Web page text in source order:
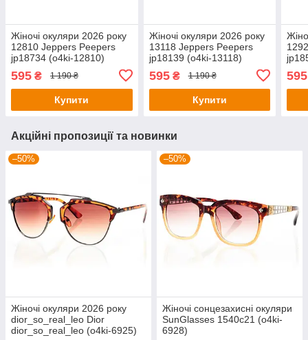
Жіночі окуляри 2026 року
12810 Jeppers Peepers
jp18734 (o4ki-12810)
595 ₴ 1 190 ₴
Купити
Жіночі окуляри 2026 року
13118 Jeppers Peepers
jp18139 (o4ki-13118)
595₴ 1 190 ₴
Купити
595
Акційні пропозиції та новинки
–50%
Жіночі окуляри 2026 року
dior_so_real_leo Dior
dior_so_real_leo (o4ki-6925)
–50%
Жіночі сонцезахисні окуляри
SunGlasses 1540c21 (o4ki-
6928)